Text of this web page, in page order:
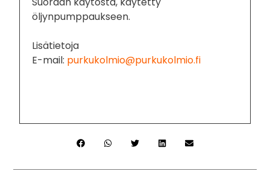
öljynpumppaukseen.
Lisätietoja
E-mail: purkukolmio@purkukolmio.fi